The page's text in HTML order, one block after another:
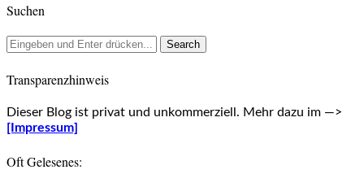
Suchen
Transparenzhinweis
Dieser Blog ist privat und unkommerziell. Mehr dazu im —>
[Impressum]
Oft Gelesenes: